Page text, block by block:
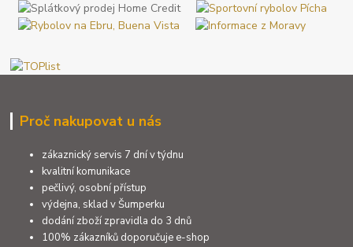
Proč nakupovat u nás
zákaznický servis 7 dní v týdnu
kvalitní komunikace
pečlivý, osobní přístup
výdejna, sklad v Šumperku
dodání zboží zpravidla do 3 dnů
100% zákazníků doporučuje e-shop